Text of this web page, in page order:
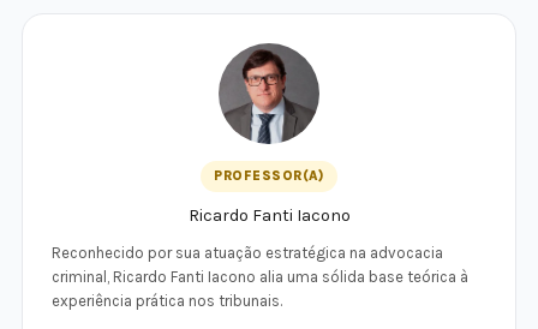
PROFESSOR(A)
Ricardo Fanti Iacono
Reconhecido por sua atuação estratégica na advocacia
criminal, Ricardo Fanti Iacono alia uma sólida base teórica à
experiência prática nos tribunais.